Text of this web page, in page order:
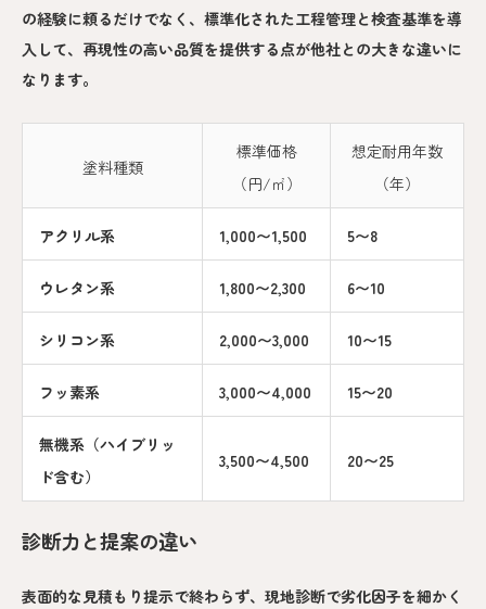
の経験に頼るだけでなく、標準化された工程管理と検査基準を導
入して、再現性の高い品質を提供する点が他社との大きな違いに
なります。
塗料種類
標準価格
（円/㎡）
想定耐用年数
（年）
アクリル系 1,000〜1,500 5〜8
ウレタン系 1,800〜2,300 6〜10
シリコン系 2,000〜3,000 10〜15
フッ素系 3,000〜4,000 15〜20
無機系（ハイブリッ
ド含む）
3,500〜4,500 20〜25
診断力と提案の違い
表面的な見積もり提示で終わらず、現地診断で劣化因子を細かく